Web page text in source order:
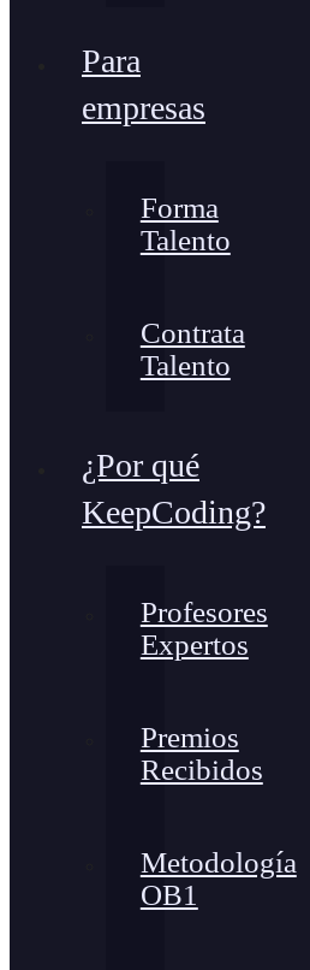
Para
empresas
Forma
Talento
Contrata
Talento
¿Por qué
KeepCoding?
Profesores
Expertos
Premios
Recibidos
Metodología
OB1